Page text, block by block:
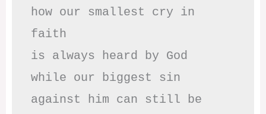
how our smallest cry in
faith
is always heard by God
while our biggest sin
against him can still be